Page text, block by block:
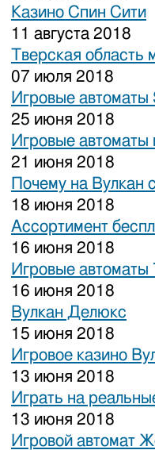
Казино Спин Сити
11 августа 2018
Тверская область
07 июля 2018
Игровые автоматы
25 июня 2018
Игровые
21 июня 2018
Почему на Вулкан
18 июня 2018
Ассортимент
16 июня 2018
Игровые автоматы
16 июня 2018
Вулкан Делюкс
15 июня 2018
Игровое казино
13 июня 2018
Играть на
13 июня 2018
Игровой автомат